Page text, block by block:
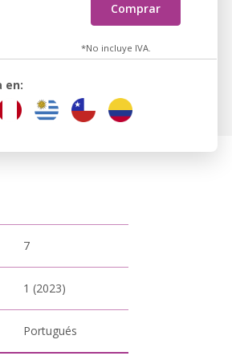
Comprar
*No incluye IVA.
en:
7
1 (2023)
Portugués